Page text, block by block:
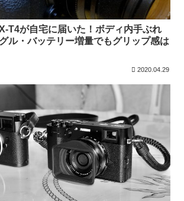
T4が自宅に届いた！ボディ内手ぶれ
ル・バッテリー増量でもグリップ感は
2020.04.29